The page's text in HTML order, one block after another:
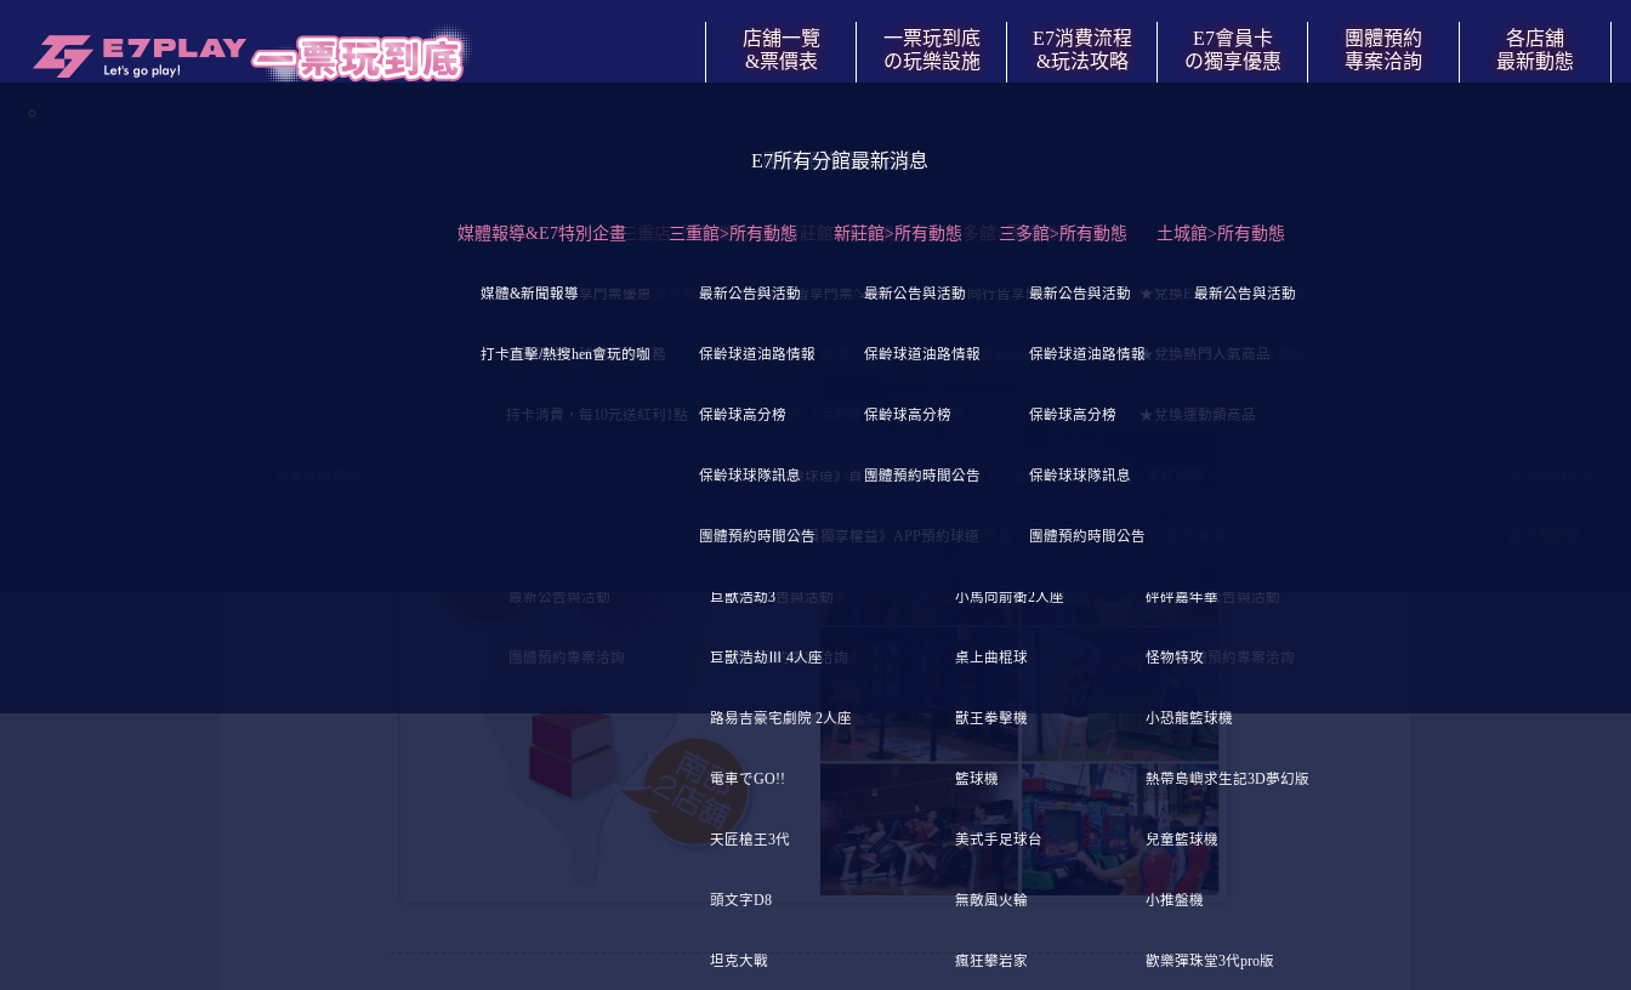
店舖一覽
&票價表
店舖一覽&票價表
店舖一覽表 ↓大台北/三重店↓
【三重店】營業與交通資訊
【三重店】入場票價表
樓層導覽與玩樂設施
最新公告與活動
團體預約專案洽詢
↓大台北/新莊店↓
【新莊店】營業與交通資訊
【新莊店】入場票價表
樓層導覽與玩樂設施
餐飲吧台服務
設施使用與預約說明
最新公告與活動
團體預約專案洽詢
↓大台北/土城店↓ (試營運中)
【土城店】營業與交通資訊
【土城店】入場票價表
樓層導覽與玩樂設施
最新公告與活動
↓高雄/三多店↓
【三多店】營業與交通資訊
【三多店】入場票價表
樓層導覽與玩樂設施
最新公告與活動
團體預約專案洽詢
一票玩到底
の玩樂設施
玩樂設施
↓飛鏢↓
電子飛鏢機
↓撞球↓
採用比賽球檯布
國手教您打撞球
↓休閒娛樂機↓
狂野飆車9
閃電摩托
變形金剛－柯博文2人座
變形金剛劇院版－大黃蜂2人座
極速摩托 3DX 2人座
巨獸浩劫3
巨獸浩劫Ⅲ 4人座
路易吉豪宅劇院 2人座
電車でGO!!
天匠槍王3代
頭文字D8
坦克大戰
↓運動競賽機↓
精靈桌上曲棍球 4人座
龍拳2代
桌球發球回擊測準
棒球十六宮格街機版
小豬快跑
小馬向前衝2人座
桌上曲棍球
獸王拳擊機
籃球機
美式手足球台
無敵風火輪
瘋狂攀岩家
↓親子遊戲↓
溜滑梯球池
陶瓷沙坑
親子共乘兒童電動車
砰砰嘉年華
怪物特攻
小恐龍籃球機
熱帶島嶼求生記3D夢幻版
兒童籃球機
小推盤機
歡樂彈珠堂3代pro版
E7消費流程
&玩法攻略
消費流程&玩法攻略
↓一票玩到底の消費流程↓
《消費流程》購票入館/玩到飽/結束離館
《入館須知》門票の消費者權益
↓各項玩樂設施使用規則↓
「遊樂場區」免投代幣、免費玩
「撞球、飛鏢、包廂等」帶證件至櫃台借器材
自助式《保齡球公鞋》免費借用
《保齡球道》首次開啟時間說明
《E7會員獨享權益》APP預約球道
門票時間內の玩樂攻略
E7玩樂攻略《快速瀏覽の簡化版》
E7玩樂攻略《詳盡說明の珍藏版》
E7會員卡
の獨享優惠
會員卡獨享優惠
↓E7會員卡等級&優惠比較↓
憑卡同行皆享門票優惠
會員限定→球道預約服務
持卡消費，每10元送紅利1點
E7《紅卡》會員獨享優惠
憑卡同行皆享門票↘9折
E7《金卡》會員獨享優惠
憑卡同行皆享門票↘8折
↓紅利數點兌換商品↓
★兌換E7門票券
★兌換熱門人氣商品
★兌換運動類商品
團體預約
專案洽詢
團體預約專案洽詢
三重店>團體業務洽談新莊館>團體業務洽談三多館>團體業務洽談
各店舖
最新動態
E7所有分館最新消息
媒體報導&E7特別企畫
媒體&新聞報導
打卡直擊/熱搜hen會玩的咖
三重館>所有動態
最新公告與活動
保齡球道油路情報
保齡球高分榜
保齡球球隊訊息
團體預約時間公告
新莊館>所有動態
最新公告與活動
保齡球道油路情報
保齡球高分榜
團體預約時間公告
三多館>所有動態
最新公告與活動
保齡球道油路情報
保齡球高分榜
保齡球球隊訊息
團體預約時間公告
土城館>所有動態
最新公告與活動